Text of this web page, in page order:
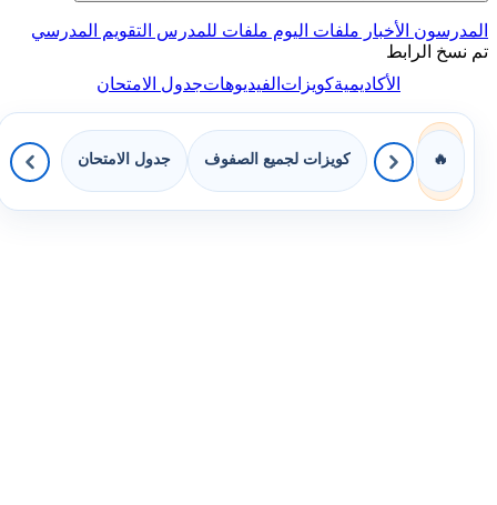
المدرسون الأخبار ملفات اليوم ملفات للمدرس التقويم المدرسي
تم نسخ الرابط
الأكاديميةكويزاتالفيديوهاتجدول الامتحان
🔥 كويزات لجميع الصفوف جدول الامتحان